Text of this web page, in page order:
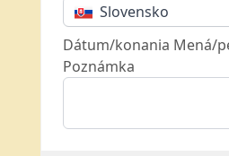
Slovensko
Dátum/konania Mená/
Poznámka